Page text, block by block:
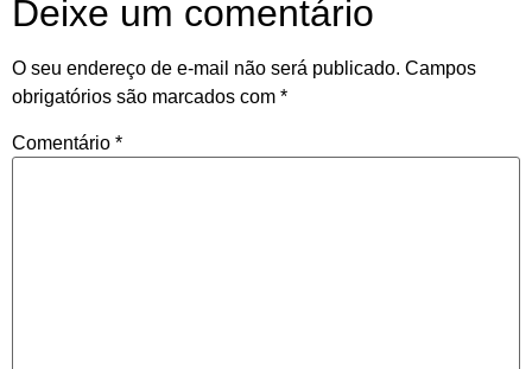
Deixe um comentário
O seu endereço de e-mail não será publicado. Campos
obrigatórios são marcados com *
Comentário *